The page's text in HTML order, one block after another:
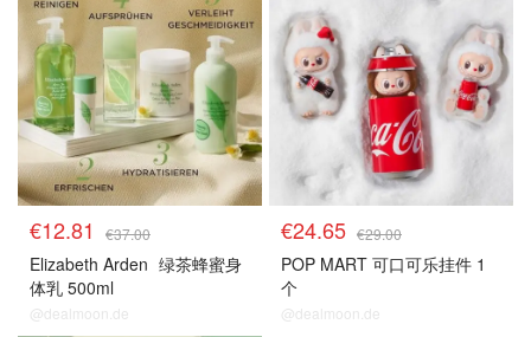
€12.81 €37.00
Elizabeth Arden 绿茶蜂蜜身
体乳 500ml
@dealmoon.de
€24.65 €29.00
POP MART 可口可乐挂件 1
个
@dealmoon.de